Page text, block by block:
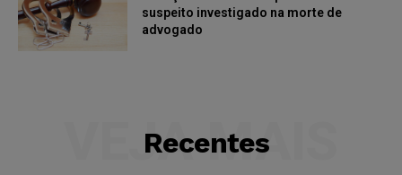
suspeito investigado na morte de
advogado
Recentes
VEJA MAIS